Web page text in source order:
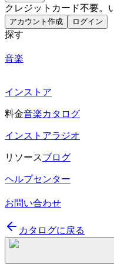
クレジットカード不要。
アカウント作成 ログイン
探す
音楽
インストア
料金音楽カタログ
インストアラジオ
リソースブログ
ヘルプセンター
お問い合わせ
カタログに戻る